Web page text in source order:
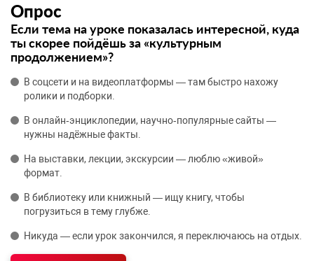
Опрос
Если тема на уроке показалась интересной, куда
ты скорее пойдёшь за «культурным
продолжением»?
В соцсети и на видеоплатформы — там быстро нахожу
ролики и подборки.
В онлайн‑энциклопедии, научно‑популярные сайты —
нужны надёжные факты.
На выставки, лекции, экскурсии — люблю «живой»
формат.
В библиотеку или книжный — ищу книгу, чтобы
погрузиться в тему глубже.
Никуда — если урок закончился, я переключаюсь на отдых.